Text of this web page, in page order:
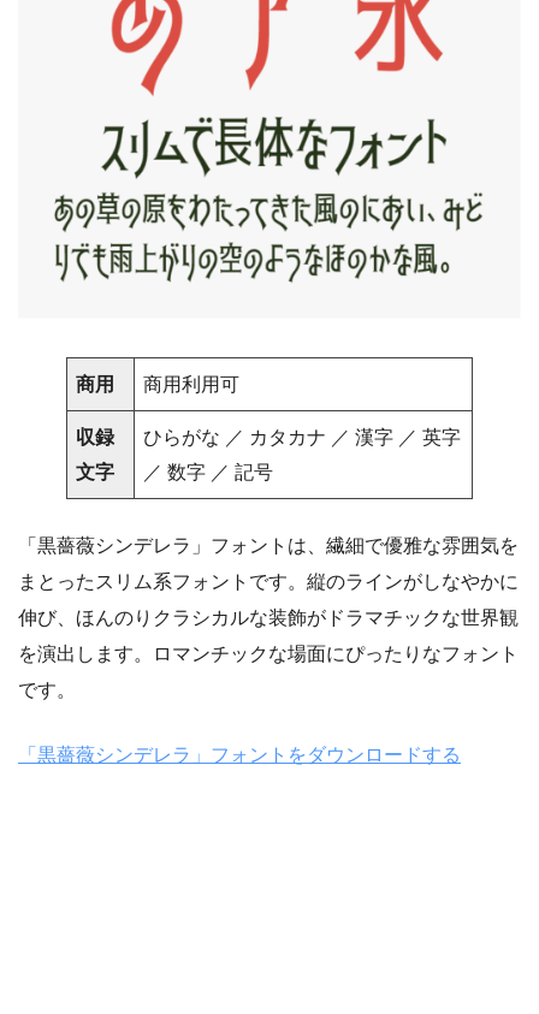
商用 商用利用可
収録
文字
ひらがな ／ カタカナ ／ 漢字 ／ 英字
／ 数字 ／ 記号
「黒薔薇シンデレラ」フォントは、繊細で優雅な雰囲気を
まとったスリム系フォントです。縦のラインがしなやかに
伸び、ほんのりクラシカルな装飾がドラマチックな世界観
を演出します。ロマンチックな場面にぴったりなフォント
です。
「黒薔薇シンデレラ」フォントをダウンロードする